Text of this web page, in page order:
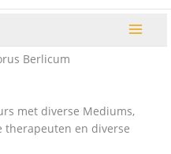
Berlicum
met diverse Mediums,
therapeuten en diverse